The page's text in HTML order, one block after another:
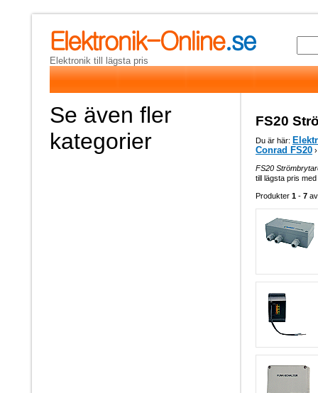
Elektronik till lägsta pris
FS20
Du är här:
Conrad FS20
FS20
till lägsta pris
Produkter 1 - 7
Se även fler
kategorier